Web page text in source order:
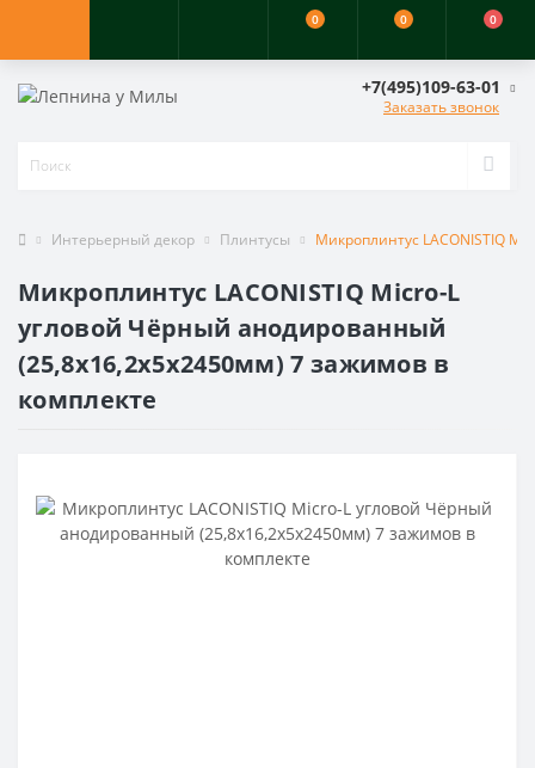
0 0 0
+7(495)109-63-01
Заказать звонок
Интерьерный декор Плинтусы Микроплинтус LACONISTIQ
Микроплинтус LACONISTIQ Micro-L
угловой Чёрный анодированный
(25,8х16,2х5х2450мм) 7 зажимов в
комплекте